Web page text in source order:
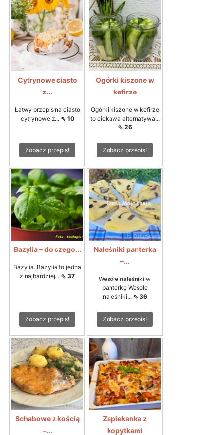
Cytrynowe ciasto
z...
Łatwy przepis na ciasto
cytrynowe z... ⇖ 10
Zobacz przepis!
Ogórki kiszone w
kefirze
Ogórki kiszone w kefirze
to ciekawa alternatywa...
⇖ 26
Zobacz przepis!
Bazylia – do czego...
Bazylia. Bazylia to jedna
z najbardziej... ⇖ 37
Zobacz przepis!
Naleśniki panterka
–...
Wesołe naleśniki w
panterkę Wesołe
naleśniki... ⇖ 36
Zobacz przepis!
Schabowe z kością
–...
Zapiekanka z
kopytkami